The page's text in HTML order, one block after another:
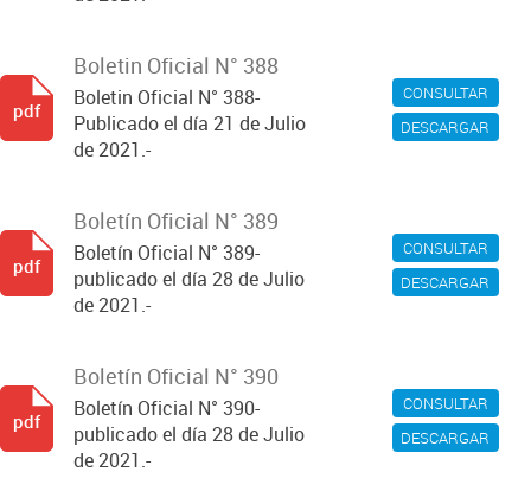
CONSULTAR
DESCARGAR
Boletin Oficial N° 388
Boletin Oficial N° 388-
Publicado el día 21 de Julio
de 2021.-
pdf
CONSULTAR
DESCARGAR
Boletín Oficial N° 389
Boletín Oficial N° 389-
publicado el día 28 de Julio
de 2021.-
pdf
CONSULTAR
DESCARGAR
Boletín Oficial N° 390
Boletín Oficial N° 390-
publicado el día 28 de Julio
de 2021.-
pdf